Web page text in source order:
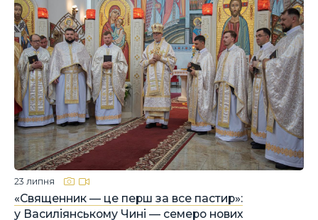
«Священник — це перш за все пастир»:
у Василіянському Чині — семеро нових
23 липня